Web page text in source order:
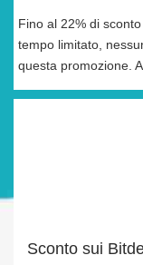
Fino al 22% di
tempo limitato,
questa promozione.